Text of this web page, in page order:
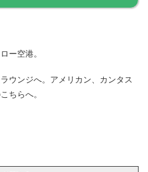
ー空港。
ウンジへ。アメリカン、カンタス
ちらへ。